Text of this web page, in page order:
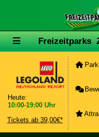
Freizeitparks
Heute:
10:00-19:00 Uhr
Tickets ab 39,00€*